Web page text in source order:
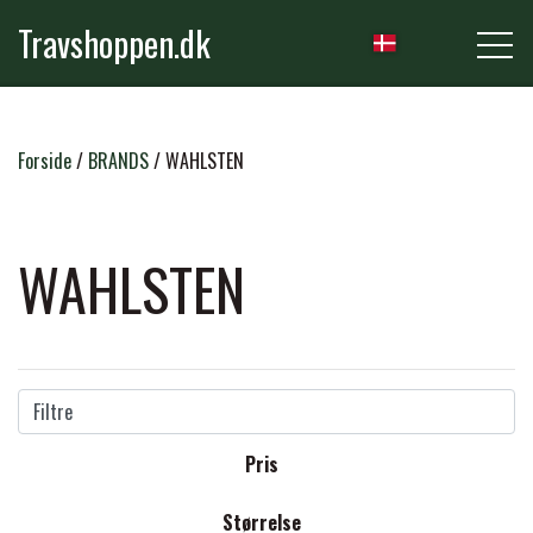
Travshoppen.dk
NYHEDER
HEST
RYTTER
RIDEBUKSER & LEGGINS
TRØJER, BLUSER & T-SHIRTS
PLEJE & STALD
STRIGLER & TILBEHØR
Forside BRANDS WAHLSTEN
WAHLSTEN
Filtre
Pris
Størrelse